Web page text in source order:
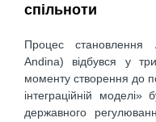
спільноти
Процес становлення
Andina) відбувся у
моменту створення до
інтеграційній
державного